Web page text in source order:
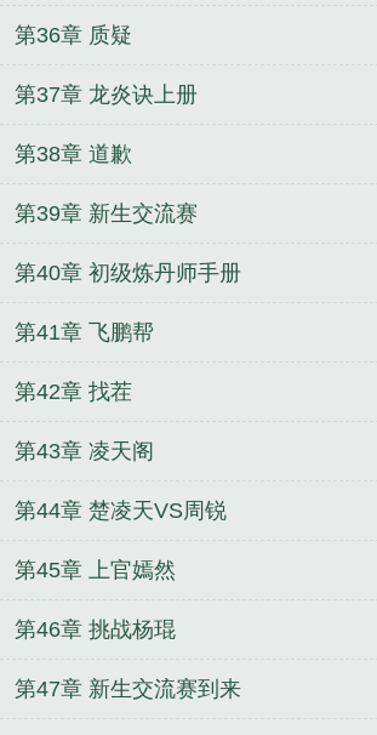
第36章 质疑
第37章 龙炎诀上册
第38章 道歉
第39章 新生交流赛
第40章 初级炼丹师手册
第41章 飞鹏帮
第42章 找茬
第43章 凌天阁
第44章 楚凌天VS周锐
第45章 上官嫣然
第46章 挑战杨琨
第47章 新生交流赛到来